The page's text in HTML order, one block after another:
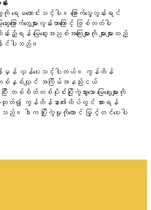
န်
န်
း
ေးကို ရေမလောင်းသင့်ပါ။ ခြောက်သွေ့လွန်းရင်
ခြောက်တွေများလွန်းတာကြောင့် ဖြစ်တတ်ပါ
မြေဆွေးအညစ်အကြေးများကို များများထည့်
နိုင်ပါသည်။
မှန်မှန် လှန်ပေးသင့်ပါတယ်။ ကွန်တိန်
တစ်နှစ်လျှင် အကြိမ်အနည်းငယ်
း တစ်စိတ်တစ်ပိုင်းပြိုကွဲသွားသော မြေဆွေးများကို
ယ်ထုတ်၍ ကွန်တိန်နာ၏ထိပ်တွင် ထားရန်
သည်။ ဒါက ပြိုကွဲမှုကိုတောင် မြှင့်တင်ပေးပါ